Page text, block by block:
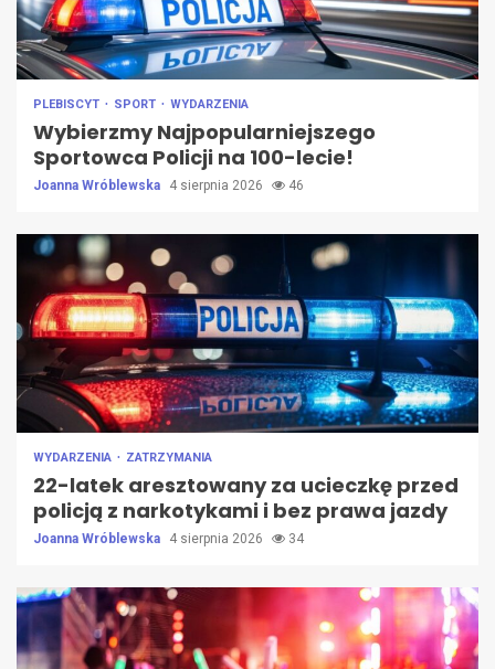
PLEBISCYT SPORT WYDARZENIA
Wybierzmy Najpopularniejszego
Sportowca Policji na 100-lecie!
Joanna Wróblewska 4 sierpnia 2026 46
WYDARZENIA ZATRZYMANIA
22-latek aresztowany za ucieczkę przed
policją z narkotykami i bez prawa jazdy
Joanna Wróblewska 4 sierpnia 2026 34